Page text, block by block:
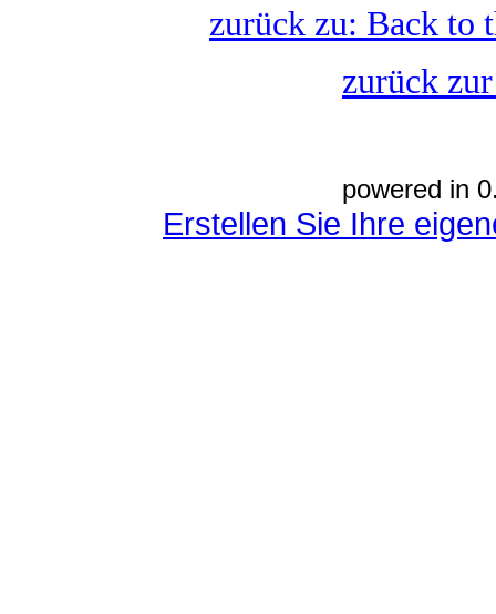
zurück zu: Back to
zurück
powered in
Erstellen Sie Ihre